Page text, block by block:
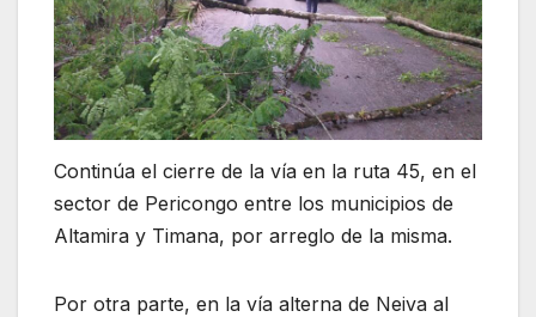
Continúa el cierre de la vía en la ruta 45, en el
sector de Pericongo entre los municipios de
Altamira y Timana, por arreglo de la misma.
Por otra parte, en la vía alterna de Neiva al